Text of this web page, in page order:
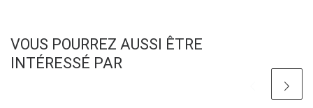
VOUS POURREZ AUSSI ÊTRE
INTÉRESSÉ PAR